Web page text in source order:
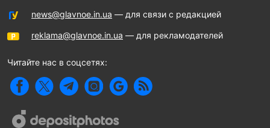
news@glavnoe.in.ua — для связи с редакцией
reklama@glavnoe.in.ua — для рекламодателей
Читайте нас в соцсетях: